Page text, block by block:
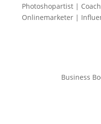
Photoshopartist |
Onlinemarketer |
Business